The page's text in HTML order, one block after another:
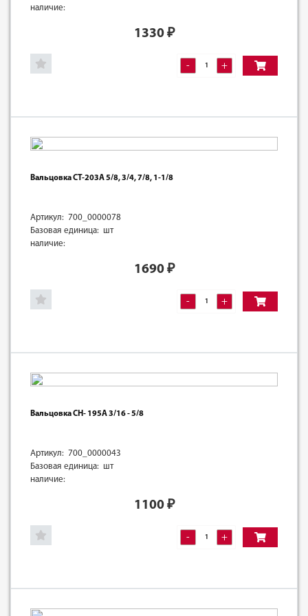
наличие:
1330₽
- +
Вальцовка CT-203A 5/8, 3/4, 7/8, 1-1/8
Артикул: 700_0000078
Базовая единица: шт
наличие:
1690₽
- +
Вальцовка CH- 195А 3/16 - 5/8
Артикул: 700_0000043
Базовая единица: шт
наличие:
1100₽
- +